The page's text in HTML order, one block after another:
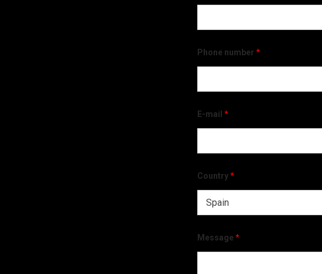
Phone number *
E-mail *
Country*
Message *